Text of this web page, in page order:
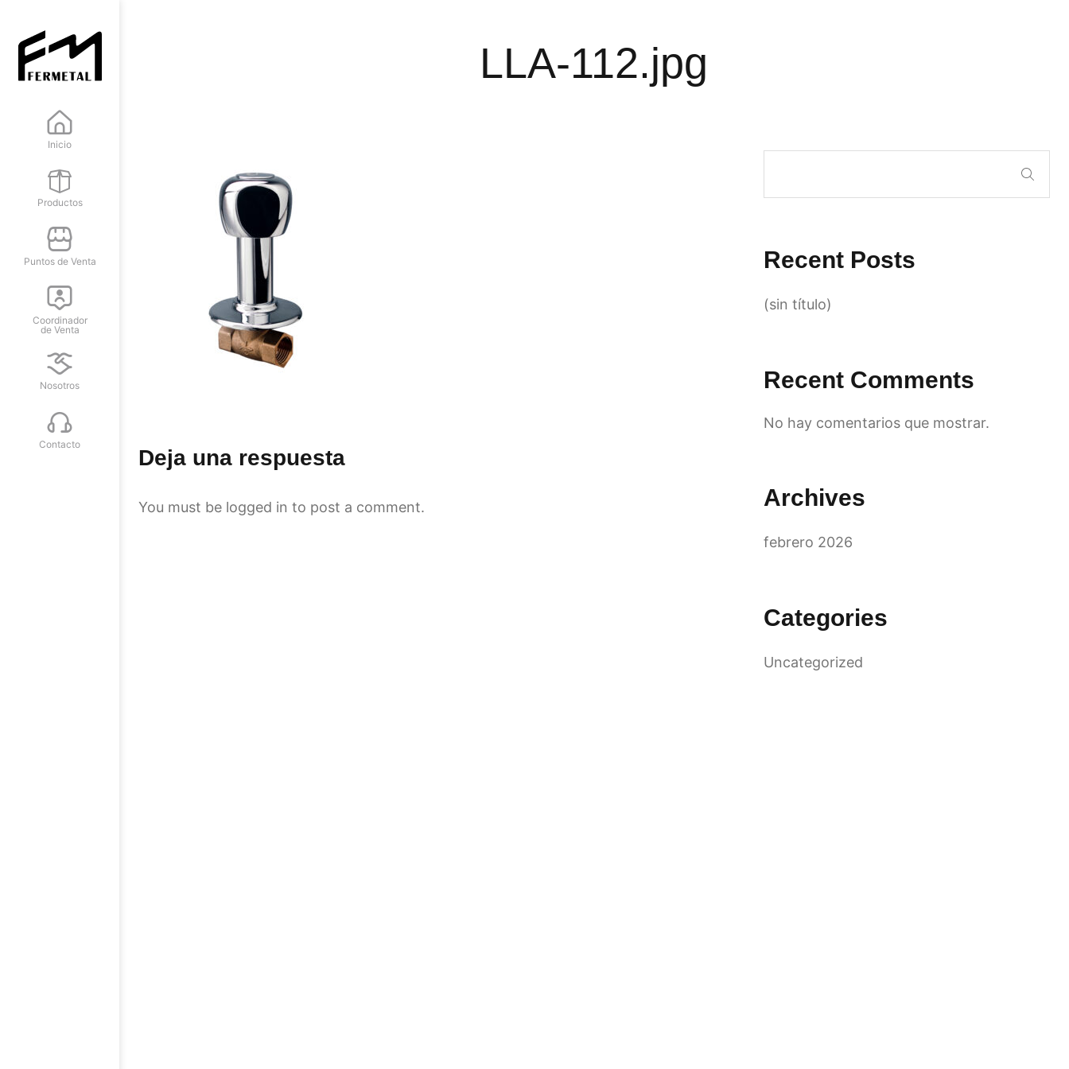
Inicio
Productos
Puntos de Venta
Coordinador
de Venta
Nosotros
Contacto
LLA-112.jpg
Recent Posts
(sin título)
Recent Comments
No hay comentarios que mostrar.
Archives
febrero 2026
Categories
Uncategorized
Deja una respuesta
You must be logged in to post a comment.